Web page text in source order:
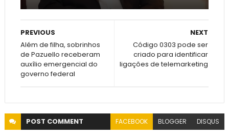
NEXT
Código 0303 pode ser
criado para identificar
ligações de telemarketing
PREVIOUS
Além de filha, sobrinhos
de Pazuello receberam
auxílio emergencial do
governo federal
POST COMMENT FACEBOOK BLOGGER DISQUS